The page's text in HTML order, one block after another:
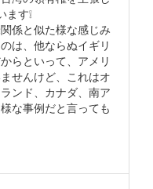
す❕
係と似た様な感じみ
は、他ならぬイギリ
らといって、アメリ
せんけど、これはオ
ンド、カナダ、南ア
な事例だと言っても